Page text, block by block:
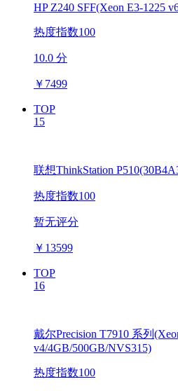
HP Z240 SFF(Xeon E3-1225
热度指数100
10.0 分
￥ 7499
TOP
15
联想ThinkStation
热度指数100
暂无评分
￥ 13599
TOP
16
戴尔Precision T7910 系列
v4/4GB/500GB/NVS315)
热度指数100